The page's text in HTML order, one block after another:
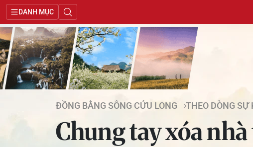
DANH MỤC
ĐỒNG BẰNG SÔNG CỬU LONG THEO DÒNG SỰ
Chung tay xóa